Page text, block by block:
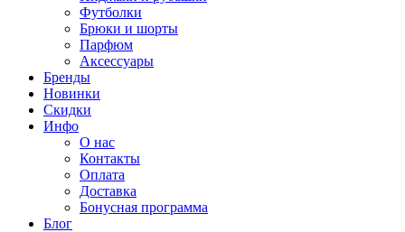
Футболки
Брюки и шорты
Парфюм
Аксессуары
Бренды
Новинки
Скидки
Инфо
О нас
Контакты
Оплата
Доставка
Бонусная программа
Блог